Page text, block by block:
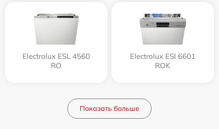
Electrolux ESL 4560
RO
Electrolux ESI 6601
ROK
Показать больше